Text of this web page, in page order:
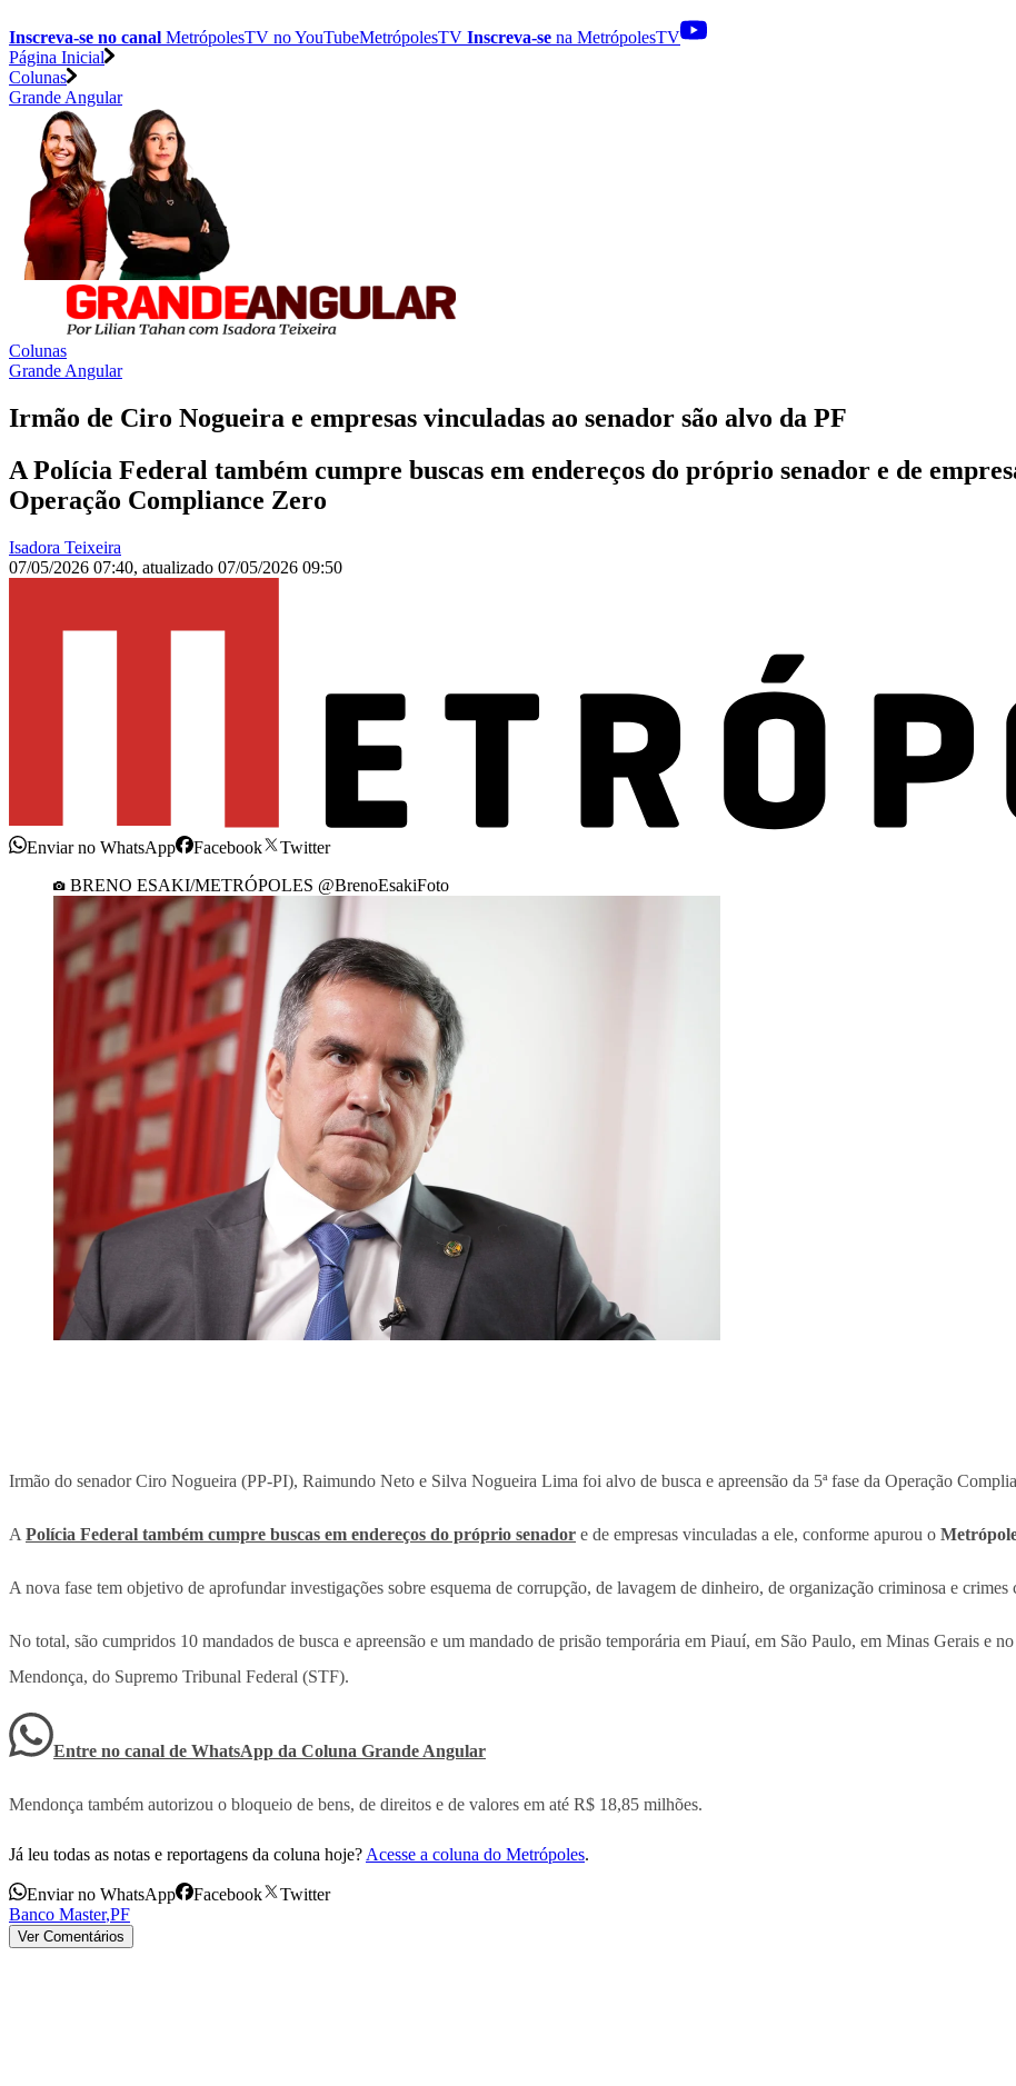
Inscreva-se no canal MetrópolesTV noYouTubeMetrópolesTV Inscreva-se na MetrópolesTV
Página Inicial
Colunas
Grande Angular
Colunas
Grande Angular
Irmão de Ciro Nogueira e empresas vinculadas ao senador são alvo da PF
A Polícia Federal também cumpre buscas em endereços do próprio senador e de
Operação Compliance Zero
Isadora Teixeira
07/05/2026 07:40, atualizado 07/05/2026 09:50
Enviar no WhatsApp Facebook
Twitter
BRENO ESAKI/METRÓPOLES @BrenoEsakiFoto
Irmão do senador Ciro Nogueira (PP-PI), Raimundo Neto e Silva Nogueira Lima foi alvo de busca e apreensão da 5ª fase da Operação
A Polícia Federal também cumpre buscas em endereços do próprio senador e de empresas vinculadas a ele, conforme apurou o
A nova fase tem objetivo de aprofundar investigações sobre esquema de corrupção, de lavagem de dinheiro, de organização criminosa e
No total, são cumpridos 10 mandados de busca e apreensão e um mandado de prisão temporária em Piauí, em São Paulo, em Minas Gerais e
Mendonça, do Supremo Tribunal Federal (STF).
Entre no canal de WhatsApp da Coluna Grande Angular
Mendonça também autorizou o bloqueio de bens, de direitos e de valores em até R$ 18,85 milhões.
Já leu todas as notas e reportagens da coluna hoje? Acesse a coluna do Metrópoles.
Enviar no WhatsApp Facebook
Twitter
Banco Master,PF
Ver Comentários